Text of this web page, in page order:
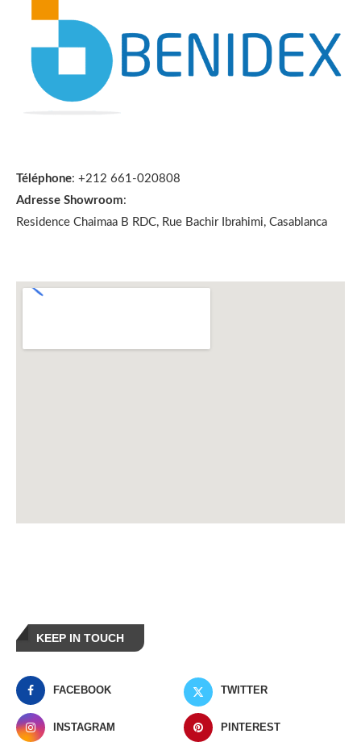
Téléphone: +212 661-020808
Adresse Showroom:
Residence Chaimaa B RDC, Rue Bachir Ibrahimi, Casablanca
KEEP IN TOUCH
FACEBOOK TWITTER
INSTAGRAM PINTEREST